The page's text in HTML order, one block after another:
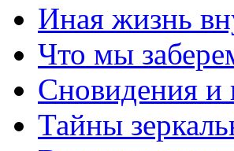
Иная жизнь
Что мы
Сновидения и
Тайны